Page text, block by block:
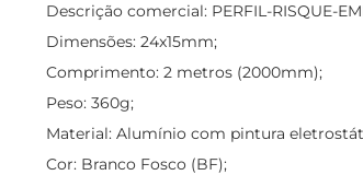
Descrição comercial: PERFIL-RISQUE-
Dimensões: 24x15mm;
Comprimento: 2 metros (2000mm);
Peso: 360g;
Material: Alumínio com pintura
Cor: Branco Fosco (BF);